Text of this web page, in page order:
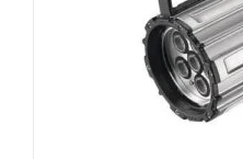
KOSZT DOSTAWY